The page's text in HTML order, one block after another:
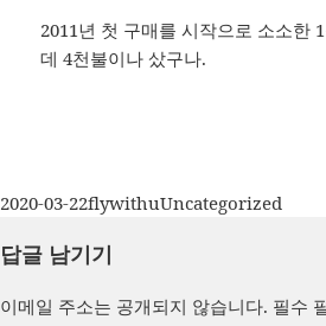
2011년 첫 구매를 시작으로 소소한
데 4천불이나 샀구나.
작
일
2020-03-22글
이
flywithu카
Uncategorized
답글 남기기
이메일 주소는 공개되지 않습니다. 필수